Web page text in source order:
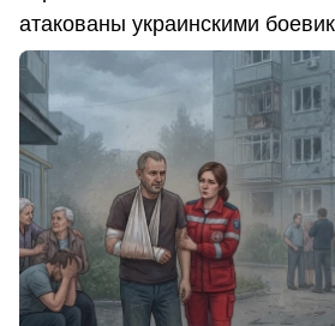
атакованы украинскими